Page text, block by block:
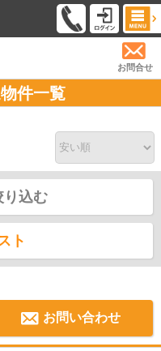
お問合せ
件一覧
り込む
ト
お問い合わせ